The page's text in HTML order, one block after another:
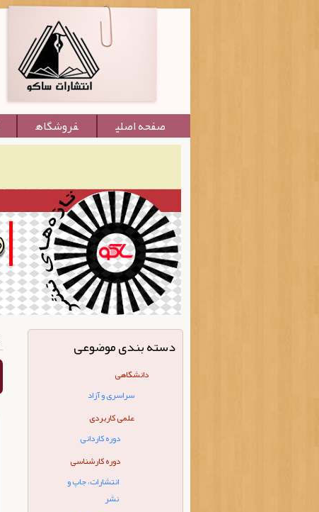
صفحه اصلی فروشگاه
دسته بندی موضوعی
دانشگاهی
سراسری و آزاد
علمی کاربردی
دوره کاردانی
دوره کارشناسی
انتشارات، جاپ و
نشر